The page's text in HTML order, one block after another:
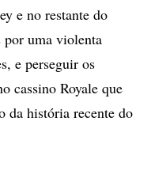
e no restante do
por uma violenta
e perseguir os
cassino Royale que
da história recente do